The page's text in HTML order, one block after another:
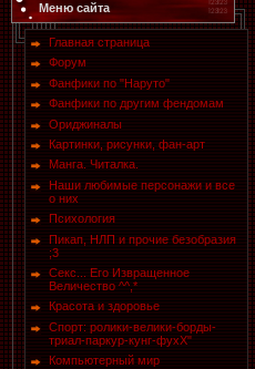
Меню сайта
Главная страница
Форум
Фанфики по "Наруто"
Фанфики по другим фендомам
Ориджиналы
Картинки, рисунки, фан-арт
Манга. Читалка.
Наши любимые персонажи и все
о них
Психология
Пикап, НЛП и прочие безобразия
;3
Секс... Его Извращенное
Величество ^^,*
Красота и здоровье
Спорт: ролики-велики-борды-
триал-паркур-кунг-фухХ"
Компьютерный мир